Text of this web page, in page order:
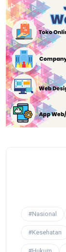
#Nasional
#Kesehatan